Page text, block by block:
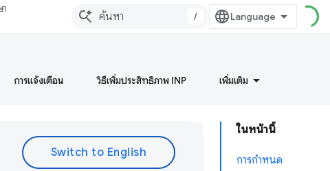
/
การแจ้งเตือน วิธีเพิ่มประสิทธิภาพ INP เพิ่มเติม
ในหน้านี้
การกําหนด